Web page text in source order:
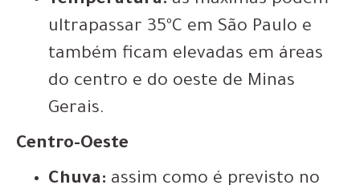
ultrapassar 35ºC em São Paulo e
também ficam elevadas em áreas
do centro e do oeste de Minas
Gerais.
Centro-Oeste
Chuva: assim como é previsto no